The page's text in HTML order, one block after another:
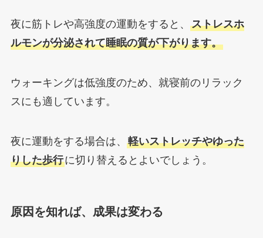
夜に筋トレや高強度の運動をすると、 ストレスホ
ルモンが分泌されて睡眠の質が下がります。
ウォーキングは低強度のため、就寝前のリラック
スにも適しています。
夜に運動をする場合は、 軽いストレッチやゆった
りした歩行に切り替えるとよいでしょう。
原因を知れば、成果は変わる